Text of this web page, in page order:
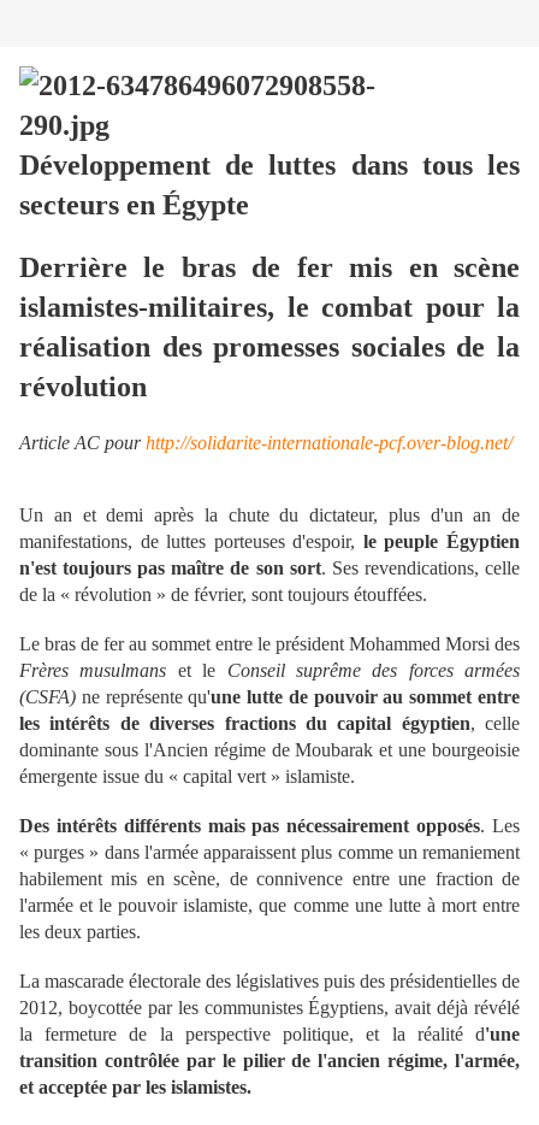
Développement de luttes dans tous les
secteurs en Égypte
Derrière le bras de fer mis en scène
islamistes-militaires, le combat pour la
réalisation des promesses sociales de la
révolution
Article AC pourhttp://solidarite-internationale-pcf.over-blog.net/
Un an et demi après la chute du dictateur, plus d'un an de
manifestations, de luttes porteuses d'espoir, le peuple Égyptien
n'est toujours pas maître de son sort. Ses revendications, celle
de la « révolution » de février, sont toujours étouffées.
Le bras de fer au sommet entre le président Mohammed Morsi des
Frères musulmans et le Conseil suprême des forces armées
(CSFA) ne représente qu'une lutte de pouvoir au sommet entre
les intérêts de diverses fractions du capital égyptien, celle
dominante sous l'Ancien régime de Moubarak et une bourgeoisie
émergente issue du « capital vert » islamiste.
Des intérêts différents mais pas nécessairement opposés. Les
« purges » dans l'armée apparaissent plus comme un remaniement
habilement mis en scène, de connivence entre une fraction de
l'armée et le pouvoir islamiste, que comme une lutte à mort entre
les deux parties.
La mascarade électorale des législatives puis des présidentielles de
2012, boycottée par les communistes Égyptiens, avait déjà révélé
la fermeture de la perspective politique, et la réalité d'une
transition contrôlée par le pilier de l'ancien régime, l'armée,
et acceptée par les islamistes.